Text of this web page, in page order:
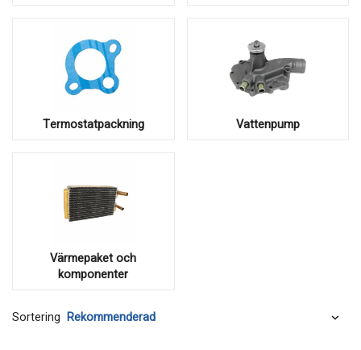
Termostatpackning Vattenpump
Värmepaket och
komponenter
Sortering